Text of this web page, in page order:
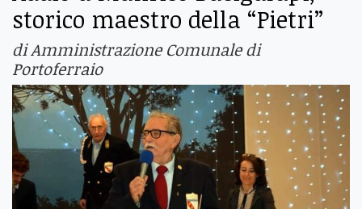
storico maestro della “Pietri”
di Amministrazione Comunale di
Portoferraio